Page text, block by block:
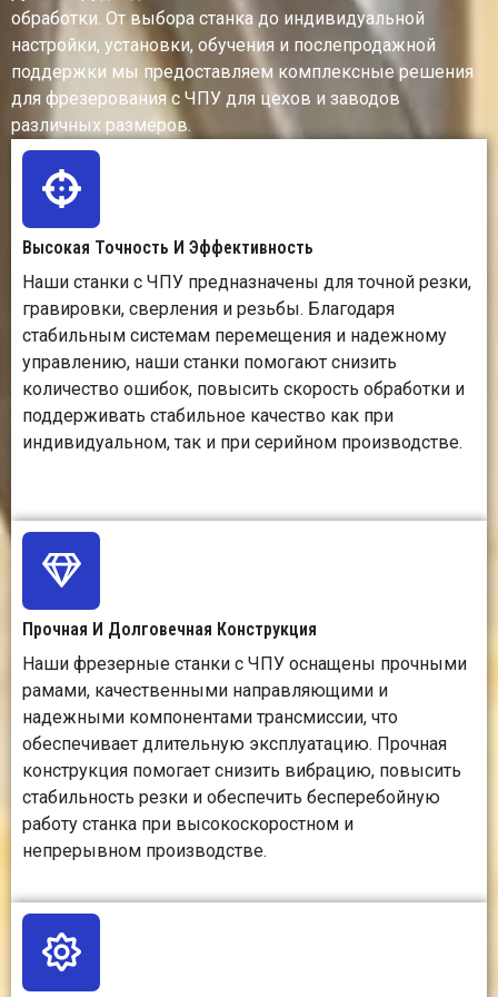
Площадь обработки
Часто доступны в
больших размерах для
размещения
полноразмерных
поверхности
чистые фрезерованные
кромки и резные
поверхности при
использовании
соответствующих
инструментов и
настроек.
глубокую резку,
Возможность
детализации
Подходит для сложных
узоров, рельефов,
канавок, отверстий и
фигурных кромок.
Гибкость дизайна
обработки. От выбора станка до индивидуальной
настройки, установки, обучения и послепродажной
поддержки мы предоставляем комплексные решения
для фрезерования с ЧПУ для цехов и заводов
различных размеров.
Высокая Точность И Эффективность
Наши станки с ЧПУ предназначены для точной резки,
гравировки, сверления и резьбы. Благодаря
стабильным системам перемещения и надежному
управлению, наши станки помогают снизить
количество ошибок, повысить скорость обработки и
поддерживать стабильное качество как при
индивидуальном, так и при серийном производстве.
Прочная И Долговечная Конструкция
Наши фрезерные станки с ЧПУ оснащены прочными
рамами, качественными направляющими и
надежными компонентами трансмиссии, что
обеспечивает длительную эксплуатацию. Прочная
конструкция помогает снизить вибрацию, повысить
стабильность резки и обеспечить бесперебойную
работу станка при высокоскоростном и
непрерывном производстве.